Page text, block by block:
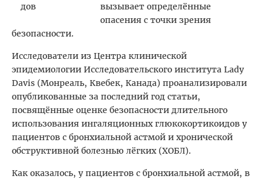
вызывает определённые
опасения с точки зрения
безопасности.
Исследователи из Центра клинической
эпидемиологии Исследовательского института Lady
Davis (Монреаль, Квебек, Канада) проанализировали
опубликованные за последний год статьи,
посвящённые оценке безопасности длительного
использования ингаляционных глюкокортикоидов у
пациентов с бронхиальной астмой и хронической
обструктивной болезнью лёгких (ХОБЛ).
Как оказалось, у пациентов с бронхиальной астмой, в